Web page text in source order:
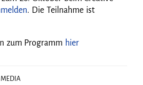
. Die Teilnahme ist
zum Programm hier
MEDIA